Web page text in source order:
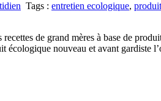
Tags : entretien ecologique,
de grand mères à base de
écologique nouveau et avant gardiste